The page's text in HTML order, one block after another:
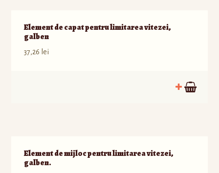
Element de capat pentru limitarea vitezei,
galben
37,26 lei
Element de mijloc pentru limitarea vitezei,
galben.